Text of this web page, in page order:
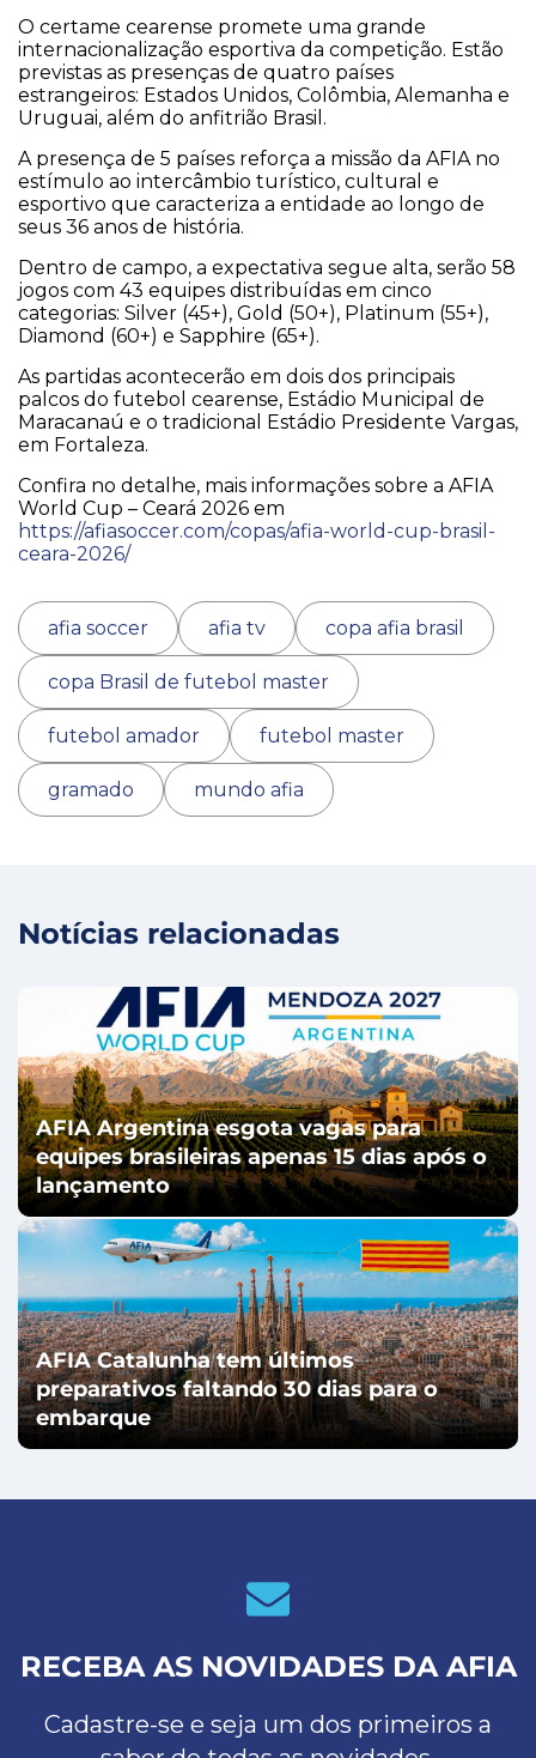
O certame cearense promete uma grande
internacionalização esportiva da competição. Estão
previstas as presenças de quatro países
estrangeiros: Estados Unidos, Colômbia, Alemanha e
Uruguai, além do anfitrião Brasil.
A presença de 5 países reforça a missão da AFIA no
estímulo ao intercâmbio turístico, cultural e
esportivo que caracteriza a entidade ao longo de
seus 36 anos de história.
Dentro de campo, a expectativa segue alta, serão 58
jogos com 43 equipes distribuídas em cinco
categorias: Silver (45+), Gold (50+), Platinum (55+),
Diamond (60+) e Sapphire (65+).
As partidas acontecerão em dois dos principais
palcos do futebol cearense, Estádio Municipal de
Maracanaú e o tradicional Estádio Presidente Vargas,
em Fortaleza.
Confira no detalhe, mais informações sobre a AFIA
World Cup – Ceará 2026 em
https://afiasoccer.com/copas/afia-world-cup-brasil-
ceara-2026/
afia soccer afia tv copa afia brasil
copa Brasil de futebol master
futebol amador futebol master
gramado mundo afia
Notícias relacionadas
AFIA Argentina esgota vagas para
equipes brasileiras apenas 15 dias após o
lançamento
AFIA Catalunha tem últimos
preparativos faltando 30 dias para o
embarque
RECEBA AS NOVIDADES DA AFIA
Cadastre-se e seja um dos primeiros a